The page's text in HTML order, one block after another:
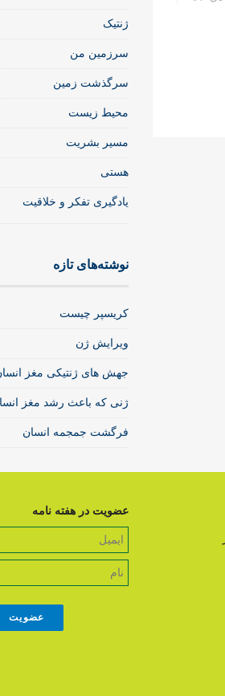
ژنتیک
سرزمین من
سرگذشت زمین
محیط زیست
مسیر بشریت
هستی
یادگیری تفکر و خلاقیت
نوشته‌های تازه
کریسپر چیست
ویرایش ژن
جهش های ژنتیکی مغز
ژنی که باعث رشد مغز
فرگشت جمجمه انسان
عضویت در هفته نامه